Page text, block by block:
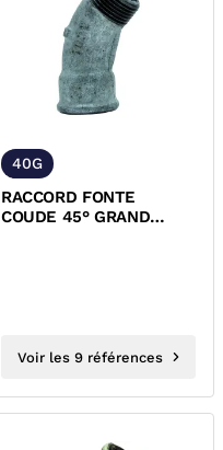
40G
RACCORD FONTE
COUDE 45° GRAND
Voir les 9 références